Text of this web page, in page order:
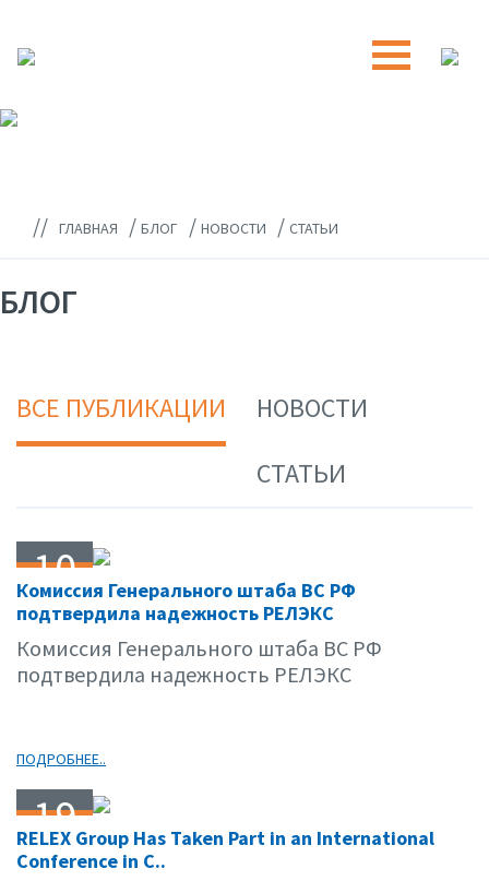
// ГЛАВНАЯ / БЛОГ / НОВОСТИ / СТАТЬИ
БЛОГ
ВСЕ ПУБЛИКАЦИИ
НОВОСТИ
СТАТЬИ
10
03.09
Комиссия Генерального штаба ВС РФ
подтвердила надежность РЕЛЭКС
Комиссия Генерального штаба ВС РФ
подтвердила надежность РЕЛЭКС
ПОДРОБНЕЕ..
19
02.09
RELEX Group Has Taken Part in an International
Conference in C..